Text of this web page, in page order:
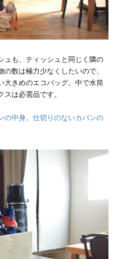
ュも、ティッシュと同じく隣の
数は極力少なくしたいので、
大きめのエコバッグ。中で水筒
は必需品です。
の中身。仕切りのないカバンの